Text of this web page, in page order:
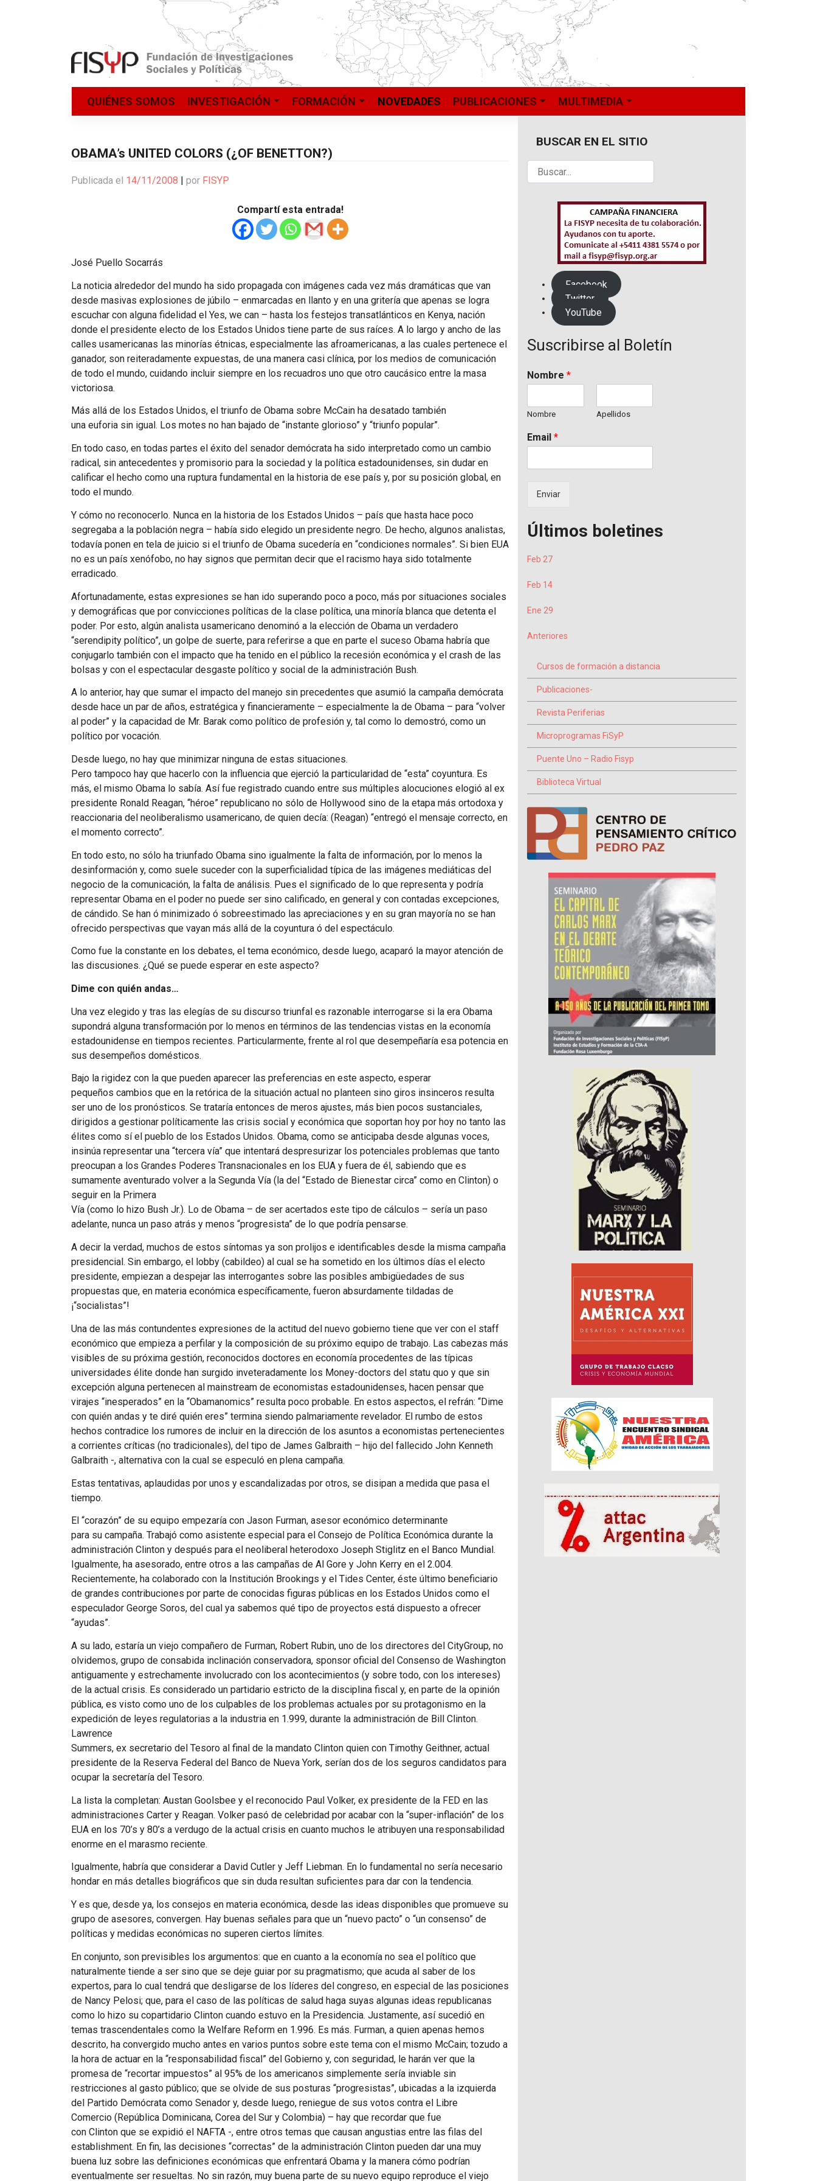
QUIÉNES SOMOS INVESTIGACIÓN FORMACIÓN NOVEDADES PUBLICACIONES MULTIMEDIA
OBAMA’s UNITED COLORS (¿OF BENETTON?)
Publicada el 14/11/2008 | por FISYP
Compartí esta entrada!
José Puello Socarrás
La noticia alrededor del mundo ha sido propagada con imágenes cada vez más dramáticas que van
desde masivas explosiones de júbilo – enmarcadas en llanto y en una gritería que apenas se logra
escuchar con alguna fidelidad el Yes, we can – hasta los festejos transatlánticos en Kenya, nación
donde el presidente electo de los Estados Unidos tiene parte de sus raíces. A lo largo y ancho de las
calles usamericanas las minorías étnicas, especialmente las afroamericanas, a las cuales pertenece el
ganador, son reiteradamente expuestas, de una manera casi clínica, por los medios de comunicación
de todo el mundo, cuidando incluir siempre en los recuadros uno que otro caucásico entre la masa
victoriosa.
Más allá de los Estados Unidos, el triunfo de Obama sobre McCain ha desatado también
una euforia sin igual. Los motes no han bajado de “instante glorioso” y “triunfo popular”.
En todo caso, en todas partes el éxito del senador demócrata ha sido interpretado como un cambio
radical, sin antecedentes y promisorio para la sociedad y la política estadounidenses, sin dudar en
calificar el hecho como una ruptura fundamental en la historia de ese país y, por su posición global, en
todo el mundo.
Y cómo no reconocerlo. Nunca en la historia de los Estados Unidos – país que hasta hace poco
segregaba a la población negra – había sido elegido un presidente negro. De hecho, algunos analistas,
todavía ponen en tela de juicio si el triunfo de Obama sucedería en “condiciones normales”. Si bien EUA
no es un país xenófobo, no hay signos que permitan decir que el racismo haya sido totalmente
erradicado.
Afortunadamente, estas expresiones se han ido superando poco a poco, más por situaciones sociales
y demográficas que por convicciones políticas de la clase política, una minoría blanca que detenta el
poder. Por esto, algún analista usamericano denominó a la elección de Obama un verdadero
“serendipity político”, un golpe de suerte, para referirse a que en parte el suceso Obama habría que
conjugarlo también con el impacto que ha tenido en el público la recesión económica y el crash de las
bolsas y con el espectacular desgaste político y social de la administración Bush.
A lo anterior, hay que sumar el impacto del manejo sin precedentes que asumió la campaña demócrata
desde hace un par de años, estratégica y financieramente – especialmente la de Obama – para “volver
al poder” y la capacidad de Mr. Barak como político de profesión y, tal como lo demostró, como un
político por vocación.
Desde luego, no hay que minimizar ninguna de estas situaciones.
Pero tampoco hay que hacerlo con la influencia que ejerció la particularidad de “esta” coyuntura. Es
más, el mismo Obama lo sabía. Así fue registrado cuando entre sus múltiples alocuciones elogió al ex
presidente Ronald Reagan, “héroe” republicano no sólo de Hollywood sino de la etapa más ortodoxa y
reaccionaria del neoliberalismo usamericano, de quien decía: (Reagan) “entregó el mensaje correcto, en
el momento correcto”.
En todo esto, no sólo ha triunfado Obama sino igualmente la falta de información, por lo menos la
desinformación y, como suele suceder con la superficialidad típica de las imágenes mediáticas del
negocio de la comunicación, la falta de análisis. Pues el significado de lo que representa y podría
representar Obama en el poder no puede ser sino calificado, en general y con contadas excepciones,
de cándido. Se han ó minimizado ó sobreestimado las apreciaciones y en su gran mayoría no se han
ofrecido perspectivas que vayan más allá de la coyuntura ó del espectáculo.
Como fue la constante en los debates, el tema económico, desde luego, acaparó la mayor atención de
las discusiones. ¿Qué se puede esperar en este aspecto?
Dime con quién andas…
Una vez elegido y tras las elegías de su discurso triunfal es razonable interrogarse si la era Obama
supondrá alguna transformación por lo menos en términos de las tendencias vistas en la economía
estadounidense en tiempos recientes. Particularmente, frente al rol que desempeñaría esa potencia en
sus desempeños domésticos.
Bajo la rigidez con la que pueden aparecer las preferencias en este aspecto, esperar
pequeños cambios que en la retórica de la situación actual no planteen sino giros insinceros resulta
ser uno de los pronósticos. Se trataría entonces de meros ajustes, más bien pocos sustanciales,
dirigidos a gestionar políticamente las crisis social y económica que soportan hoy por hoy no tanto las
élites como sí el pueblo de los Estados Unidos. Obama, como se anticipaba desde algunas voces,
insinúa representar una “tercera vía” que intentará despresurizar los potenciales problemas que tanto
preocupan a los Grandes Poderes Transnacionales en los EUA y fuera de él, sabiendo que es
sumamente aventurado volver a la Segunda Vía (la del “Estado de Bienestar circa” como en Clinton) o
seguir en la Primera
Vía (como lo hizo Bush Jr.). Lo de Obama – de ser acertados este tipo de cálculos – sería un paso
adelante, nunca un paso atrás y menos “progresista” de lo que podría pensarse.
A decir la verdad, muchos de estos síntomas ya son prolijos e identificables desde la misma campaña
presidencial. Sin embargo, el lobby (cabildeo) al cual se ha sometido en los últimos días el electo
presidente, empiezan a despejar las interrogantes sobre las posibles ambigüedades de sus
propuestas que, en materia económica específicamente, fueron absurdamente tildadas de
¡“socialistas”!
Una de las más contundentes expresiones de la actitud del nuevo gobierno tiene que ver con el staff
económico que empieza a perfilar y la composición de su próximo equipo de trabajo. Las cabezas más
visibles de su próxima gestión, reconocidos doctores en economía procedentes de las típicas
universidades élite donde han surgido inveteradamente los Money-doctors del statu quo y que sin
excepción alguna pertenecen al mainstream de economistas estadounidenses, hacen pensar que
virajes “inesperados” en la “Obamanomics” resulta poco probable. En estos aspectos, el refrán: “Dime
con quién andas y te diré quién eres” termina siendo palmariamente revelador. El rumbo de estos
hechos contradice los rumores de incluir en la dirección de los asuntos a economistas pertenecientes
a corrientes críticas (no tradicionales), del tipo de James Galbraith – hijo del fallecido John Kenneth
Galbraith -, alternativa con la cual se especuló en plena campaña.
Estas tentativas, aplaudidas por unos y escandalizadas por otros, se disipan a medida que pasa el
tiempo.
El “corazón” de su equipo empezaría con Jason Furman, asesor económico determinante
para su campaña. Trabajó como asistente especial para el Consejo de Política Económica durante la
administración Clinton y después para el neoliberal heterodoxo Joseph Stiglitz en el Banco Mundial.
Igualmente, ha asesorado, entre otros a las campañas de Al Gore y John Kerry en el 2.004.
Recientemente, ha colaborado con la Institución Brookings y el Tides Center, éste último beneficiario
de grandes contribuciones por parte de conocidas figuras públicas en los Estados Unidos como el
especulador George Soros, del cual ya sabemos qué tipo de proyectos está dispuesto a ofrecer
“ayudas”.
A su lado, estaría un viejo compañero de Furman, Robert Rubin, uno de los directores del CityGroup, no
olvidemos, grupo de consabida inclinación conservadora, sponsor oficial del Consenso de Washington
antiguamente y estrechamente involucrado con los acontecimientos (y sobre todo, con los intereses)
de la actual crisis. Es considerado un partidario estricto de la disciplina fiscal y, en parte de la opinión
pública, es visto como uno de los culpables de los problemas actuales por su protagonismo en la
expedición de leyes regulatorias a la industria en 1.999, durante la administración de Bill Clinton.
Lawrence
Summers, ex secretario del Tesoro al final de la mandato Clinton quien con Timothy Geithner, actual
presidente de la Reserva Federal del Banco de Nueva York, serían dos de los seguros candidatos para
ocupar la secretaría del Tesoro.
La lista la completan: Austan Goolsbee y el reconocido Paul Volker, ex presidente de la FED en las
administraciones Carter y Reagan. Volker pasó de celebridad por acabar con la “super-inflación” de los
EUA en los 70’s y 80’s a verdugo de la actual crisis en cuanto muchos le atribuyen una responsabilidad
enorme en el marasmo reciente.
Igualmente, habría que considerar a David Cutler y Jeff Liebman. En lo fundamental no sería necesario
hondar en más detalles biográficos que sin duda resultan suficientes para dar con la tendencia.
Y es que, desde ya, los consejos en materia económica, desde las ideas disponibles que promueve su
grupo de asesores, convergen. Hay buenas señales para que un “nuevo pacto” o “un consenso” de
políticas y medidas económicas no superen ciertos límites.
En conjunto, son previsibles los argumentos: que en cuanto a la economía no sea el político que
naturalmente tiende a ser sino que se deje guiar por su pragmatismo; que acuda al saber de los
expertos, para lo cual tendrá que desligarse de los líderes del congreso, en especial de las posiciones
de Nancy Pelosi; que, para el caso de las políticas de salud haga suyas algunas ideas republicanas
como lo hizo su copartidario Clinton cuando estuvo en la Presidencia. Justamente, así sucedió en
temas trascendentales como la Welfare Reform en 1.996. Es más. Furman, a quien apenas hemos
descrito, ha convergido mucho antes en varios puntos sobre este tema con el mismo McCain; tozudo a
la hora de actuar en la “responsabilidad fiscal” del Gobierno y, con seguridad, le harán ver que la
promesa de “recortar impuestos” al 95% de los americanos simplemente sería inviable sin
restricciones al gasto público; que se olvide de sus posturas “progresistas”, ubicadas a la izquierda
del Partido Demócrata como Senador y, desde luego, reniegue de sus votos contra el Libre
Comercio (República Dominicana, Corea del Sur y Colombia) – hay que recordar que fue
con Clinton que se expidió el NAFTA -, entre otros temas que causan angustias entre las filas del
establishment. En fin, las decisiones “correctas” de la administración Clinton pueden dar una muy
buena luz sobre las definiciones económicas que enfrentará Obama y la manera cómo podrían
eventualmente ser resueltas. No sin razón, muy buena parte de su nuevo equipo reproduce el viejo
BUSCAR EN EL SITIO
Facebook
Twitter
YouTube
Suscribirse al Boletín
Nombre *
Nombre Apellidos
Email *
Enviar
Últimos boletines
Feb 27
Feb 14
Ene 29
Anteriores
Cursos de formación a distancia
Publicaciones-
Revista Periferias
Microprogramas FiSyP
Puente Uno – Radio Fisyp
Biblioteca Virtual